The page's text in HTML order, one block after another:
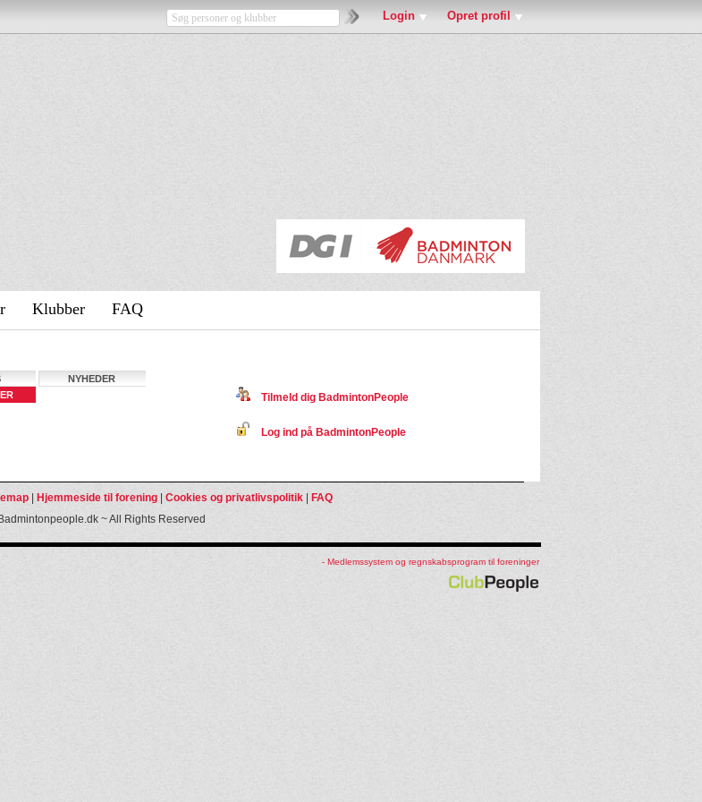
Login Opret profil
Klubber FAQ
NYHEDER
Tilmeld dig BadmintonPeople
Log ind på BadmintonPeople
Hjemmeside til forening Cookies og privatlivspolitik
FAQ
Badmintonpeople.dk ~ All Rights Reserved
- Medlemssystem og regnskabsprogram til foreninger